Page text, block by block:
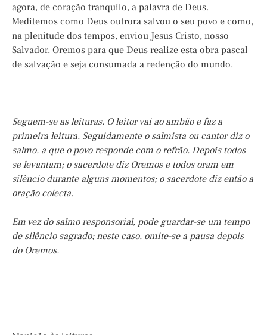
agora, de coração tranquilo, a palavra de Deus.
Meditemos como Deus outrora salvou o seu povo e como,
na plenitude dos tempos, enviou Jesus Cristo, nosso
Salvador. Oremos para que Deus realize esta obra pascal
de salvação e seja consumada a redenção do mundo.
Seguem-se as leituras. O leitor vai ao ambão e faz a
primeira leitura. Seguidamente o salmista ou cantor diz o
salmo, a que o povo responde com o refrão. Depois todos
se levantam; o sacerdote diz Oremos e todos oram em
silêncio durante alguns momentos; o sacerdote diz então a
oração colecta.
Em vez do salmo responsorial, pode guardar-se um tempo
de silêncio sagrado; neste caso, omite-se a pausa depois
do Oremos.